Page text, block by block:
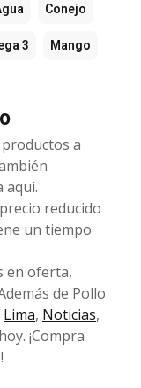
Conejo
3 Mango
a
aquí.
reducido
un tiempo
en oferta,
de Pollo
Lima, Noticias,
¡Compra